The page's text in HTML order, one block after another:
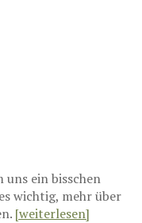
ein bisschen
wichtig, mehr über
[weiterlesen]